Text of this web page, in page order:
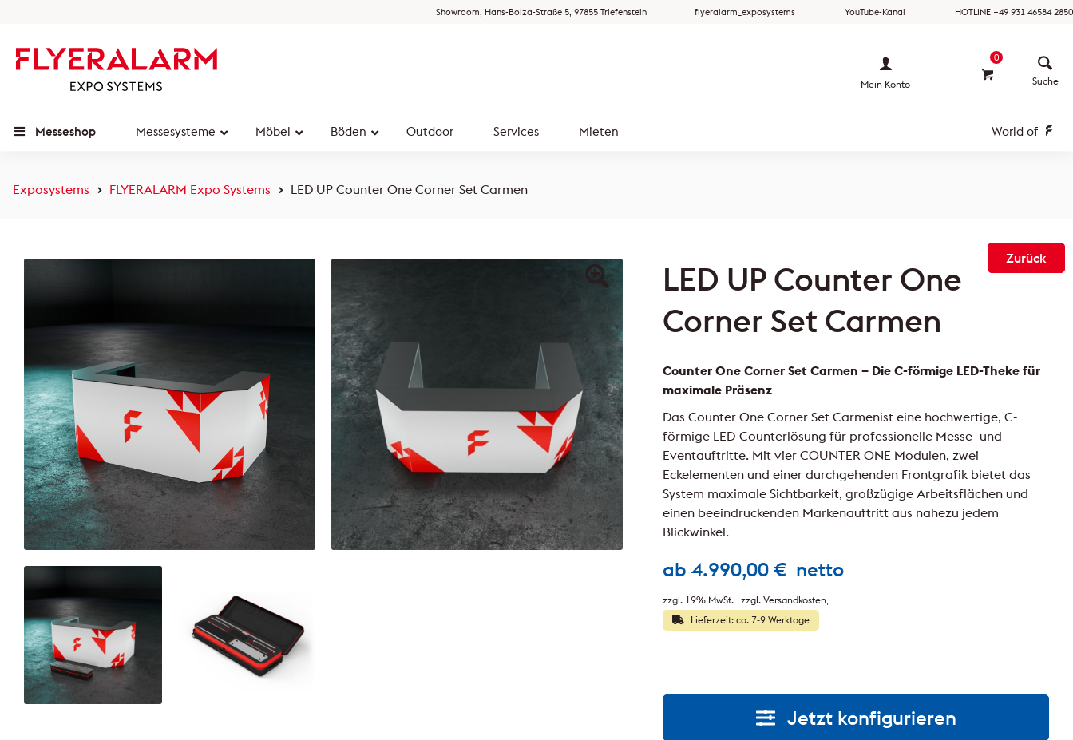
Showroom, Hans-Bolza-Straße 5, 97855 Triefenstein flyeralarm_exposystems YouTube-Kanal HOTLINE +49 931 46584 2850
0
Messeshop Messesysteme Möbel Böden Outdoor Services Mieten World of
Mein Konto
Exposystems FLYERALARM Expo Systems LED UP Counter One Corner Set Carmen
Zurück
LED UP Counter One
Corner Set Carmen
ab4.990,00€ netto
zzgl. 19% MwSt.
zzgl. Versandkosten
Lieferzeit: ca. 7-9 Werktage
Counter One Corner Set Carmen – Die C-förmige LED-Theke für
maximale Präsenz
Das Counter One Corner Set Carmenist eine hochwertige, C-
förmige LED-Counterlösung für professionelle Messe- und
Eventauftritte. Mit vier COUNTER ONE Modulen, zwei
Eckelementen und einer durchgehenden Frontgrafik bietet das
System maximale Sichtbarkeit, großzügige Arbeitsflächen und
einen beeindruckenden Markenauftritt aus nahezu jedem
Blickwinkel.
Jetzt konfigurieren